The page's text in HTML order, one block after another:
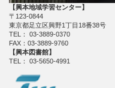
【興本地域学習センター】
〒123-0844
東京都足立区興野1丁目18番38号
TEL： 03-3889-0370
FAX：03-3889-9760
【興本図書館】
TEL： 03-5650-4991